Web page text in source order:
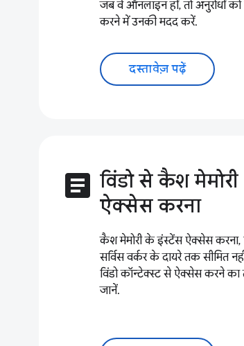
जब वे ऑनलाइन हों, तो अनुरोधों
करने में उनकी मदद करें.
दस्तावेज़ पढ़ें
article विंडो से कैश मेमोरी
ऐक्सेस करना
कैश मेमोरी के इंस्टेंस ऐक्सेस करना,
सर्विस वर्कर के दायरे तक सीमित
विंडो कॉन्टेक्स्ट से ऐक्सेस करने का
जानें.